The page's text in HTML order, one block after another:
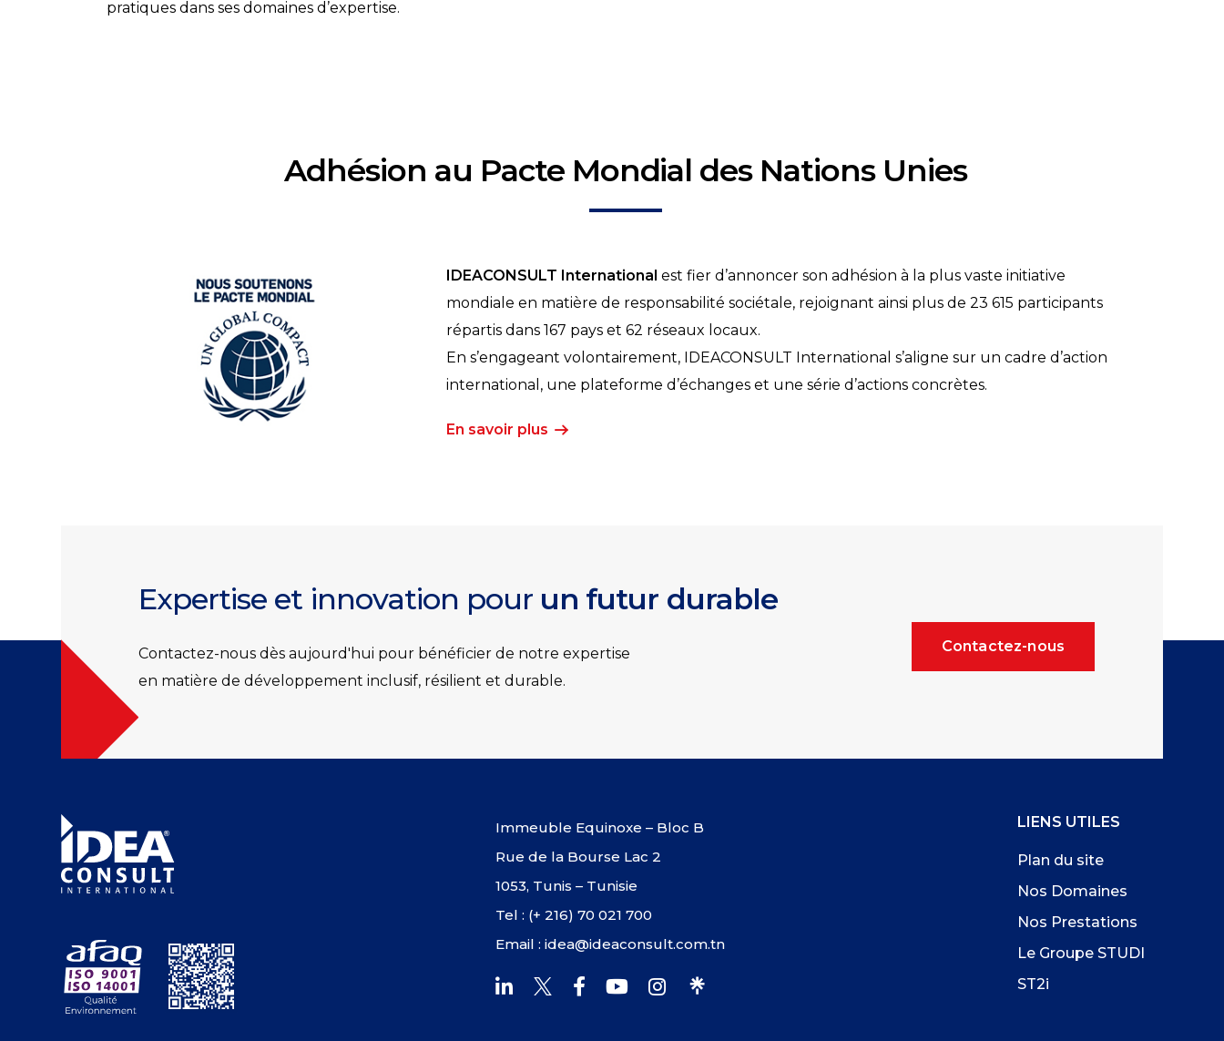
pratiques dans ses domaines d’expertise.
Adhésion au Pacte Mondial des Nations Unies
IDEACONSULT International est fier d’annoncer son adhésion à la plus vaste initiative
mondiale en matière de responsabilité sociétale, rejoignant ainsi plus de 23 615 participants
répartis dans 167 pays et 62 réseaux locaux.
En s’engageant volontairement, IDEACONSULT International s’aligne sur un cadre d’action
international, une plateforme d’échanges et une série d’actions concrètes.
En savoir plus
Expertise et innovation pour un futur durable
Contactez-nous dès aujourd'hui pour bénéficier de notre expertise
en matière de développement inclusif, résilient et durable.
Contactez-nous
Immeuble Equinoxe – Bloc B
Rue de la Bourse Lac 2
1053, Tunis – Tunisie
Tel : (+ 216) 70 021 700
Email : idea@ideaconsult.com.tn
LIENS UTILES
Plan du site
Nos Domaines
Nos Prestations
Le Groupe STUDI
ST2i